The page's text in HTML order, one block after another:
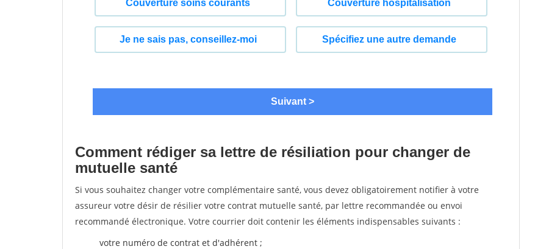
Comment rédiger sa lettre de résiliation pour changer de
mutuelle santé
Si vous souhaitez changer votre complémentaire santé, vous devez obligatoirement notifier à votre
assureur votre désir de résilier votre contrat mutuelle santé, par lettre recommandée ou envoi
recommandé électronique. Votre courrier doit contenir les éléments indispensables suivants :
votre numéro de contrat et d'adhérent ;